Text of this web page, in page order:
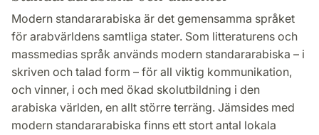
Modern standararabiska är det gemensamma språket
för arabvärldens samtliga stater. Som litteraturens och
massmedias språk används modern standararabiska – i
skriven och talad form – för all viktig kommunikation,
och vinner, i och med ökad skolutbildning i den
arabiska världen, en allt större terräng. Jämsides med
modern standararabiska finns ett stort antal lokala